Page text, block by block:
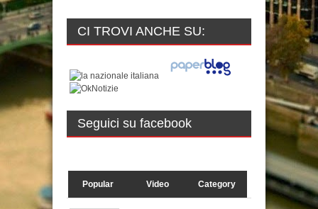
CI TROVI ANCHE SU:
Seguici su facebook
Popular Video Category